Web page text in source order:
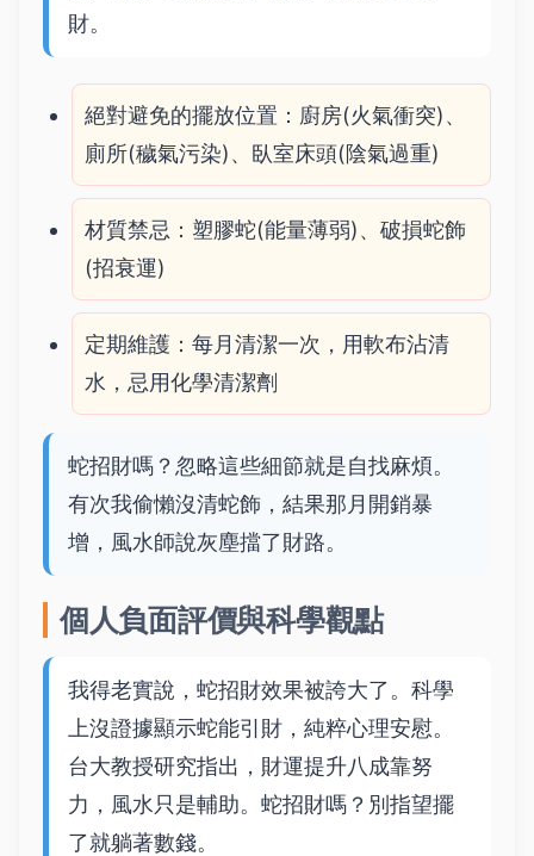
財。
絕對避免的擺放位置：廚房(火氣衝突)、
廁所(穢氣污染)、臥室床頭(陰氣過重)
材質禁忌：塑膠蛇(能量薄弱)、破損蛇飾
(招衰運)
定期維護：每月清潔一次，用軟布沾清
水，忌用化學清潔劑
蛇招財嗎？忽略這些細節就是自找麻煩。
有次我偷懶沒清蛇飾，結果那月開銷暴
增，風水師說灰塵擋了財路。
個人負面評價與科學觀點
我得老實說，蛇招財效果被誇大了。科學
上沒證據顯示蛇能引財，純粹心理安慰。
台大教授研究指出，財運提升八成靠努
力，風水只是輔助。蛇招財嗎？別指望擺
了就躺著數錢。